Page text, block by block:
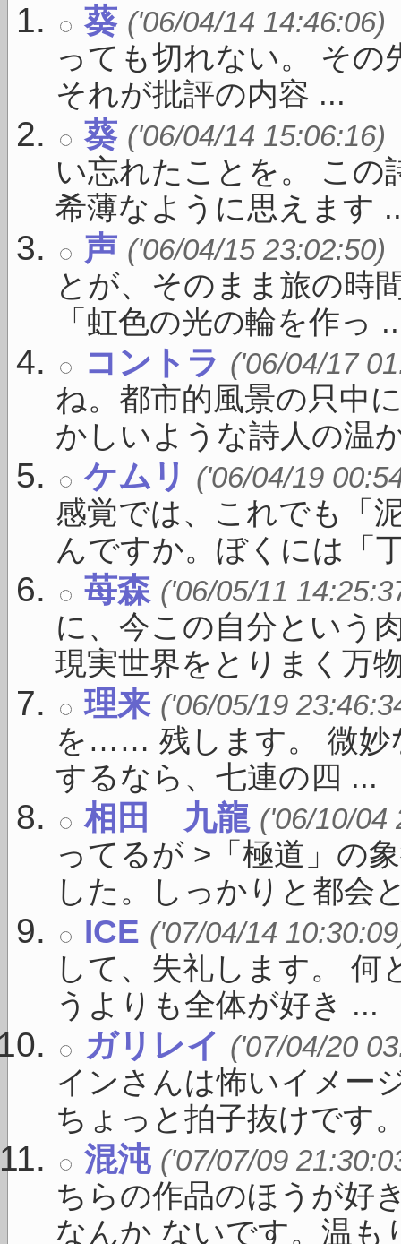
葵 ('06/04/14 14:46:06)
っても切れない。 そ
それが批評の内容 ...
葵 ('06/04/14 15:06:16)
い忘れたことを。 この
希薄なように思えます
声 ('06/04/15 23:02:50)
とが、そのまま旅の時
「虹色の光の輪を作っ
コントラ ('06/04/17
ね。都市的風景の只中
かしいような詩人の温
ケムリ ('06/04/19
感覚では、これでも「
んですか。ぼくには「
苺森 ('06/05/11
に、今この自分という
現実世界をとりまく万
理来 ('06/05/19
を…… 残します。 微妙
するなら、七連の四 ...
相田 九龍 ('06/10/04
ってるが >「極道」の
した。しっかりと都会
ICE ('07/04/14
して、失礼します。
うよりも全体が好き ...
ガリレイ ('07/04/20
インさんは怖いイメー
ちょっと拍子抜けです
混沌 ('07/07/09
ちらの作品のほうが好
なんか ないです。温も